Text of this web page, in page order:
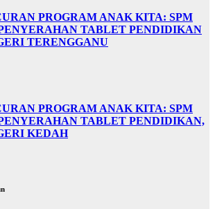
PROGRAM ANAK KITA: SPM
TABLET PENDIDIKAN
TERENGGANU
PROGRAM ANAK KITA: SPM
TABLET PENDIDIKAN,
KEDAH